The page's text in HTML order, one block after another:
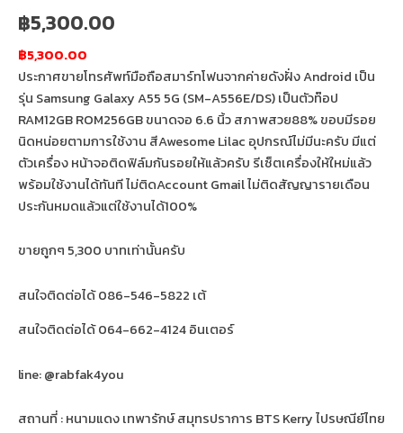
฿5,300.00
฿5,300.00
ประกาศขายโทรศัพท์มือถือสมาร์ทโฟนจากค่ายดังฝั่ง Android เป็น
รุ่น Samsung Galaxy A55 5G (SM-A556E/DS) เป็นตัวท๊อป
RAM12GB ROM256GB ขนาดจอ 6.6 นิ้ว สภาพสวย88% ขอบมีรอย
นิดหน่อยตามการใช้งาน สีAwesome Lilac อุปกรณ์ไม่มีนะครับ มีแต่
ตัวเครื่อง หน้าจอติดฟิล์มกันรอยให้แล้วครับ รีเซ็ตเครื่องให้ใหม่แล้ว
พร้อมใช้งานได้ทันที ไม่ติดAccount Gmail ไม่ติดสัญญารายเดือน
ประกันหมดแล้วแต่ใช้งานได้100%
ขายถูกๆ 5,300 บาทเท่านั้นครับ
สนใจติดต่อได้ 086-546-5822 เต้
สนใจติดต่อได้ 064-662-4124 อินเตอร์
line: @rabfak4you
สถานที่ : หนามแดง เทพารักษ์ สมุทรปราการ BTS Kerry ไปรษณีย์ไทย